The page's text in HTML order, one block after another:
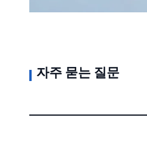
자주 묻는 질문